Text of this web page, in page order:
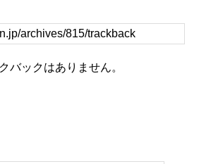
バックはありません。